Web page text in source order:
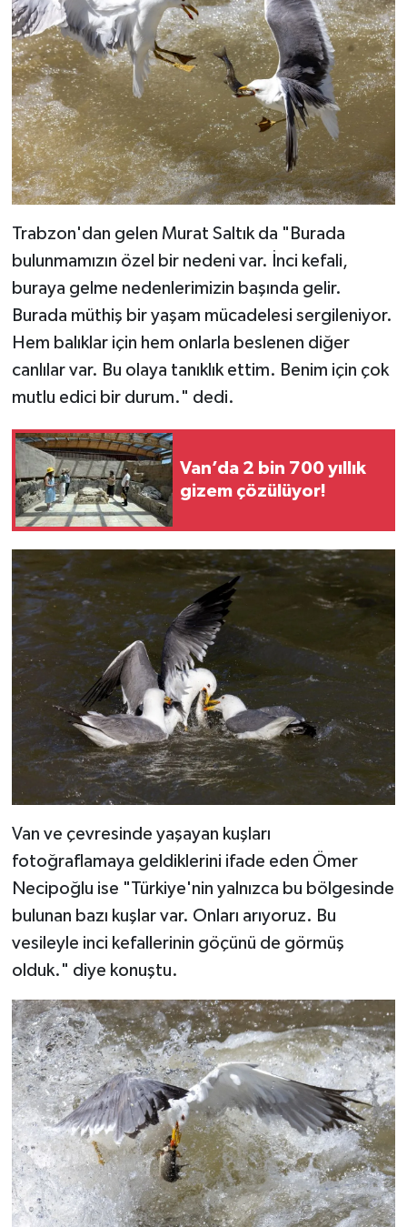
Trabzon'dan gelen Murat Saltık da "Burada
bulunmamızın özel bir nedeni var. İnci kefali,
buraya gelme nedenlerimizin başında gelir.
Burada müthiş bir yaşam mücadelesi sergileniyor.
Hem balıklar için hem onlarla beslenen diğer
canlılar var. Bu olaya tanıklık ettim. Benim için çok
mutlu edici bir durum." dedi.
Van’da 2 bin 700 yıllık
gizem çözülüyor!
Van ve çevresinde yaşayan kuşları
fotoğraflamaya geldiklerini ifade eden Ömer
Necipoğlu ise "Türkiye'nin yalnızca bu bölgesinde
bulunan bazı kuşlar var. Onları arıyoruz. Bu
vesileyle inci kefallerinin göçünü de görmüş
olduk." diye konuştu.